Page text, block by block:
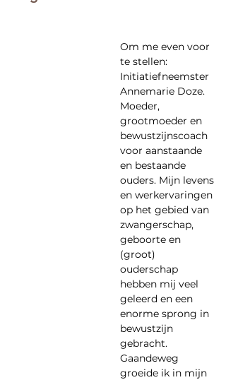
Om me even voor
te stellen:
Initiatiefneemster
Annemarie Doze.
Moeder,
grootmoeder en
bewustzijnscoach
voor aanstaande
en bestaande
ouders. Mijn levens
en werkervaringen
op het gebied van
zwangerschap,
geboorte en
(groot)
ouderschap
hebben mij veel
geleerd en een
enorme sprong in
bewustzijn
gebracht.
Gaandeweg
groeide ik in mijn